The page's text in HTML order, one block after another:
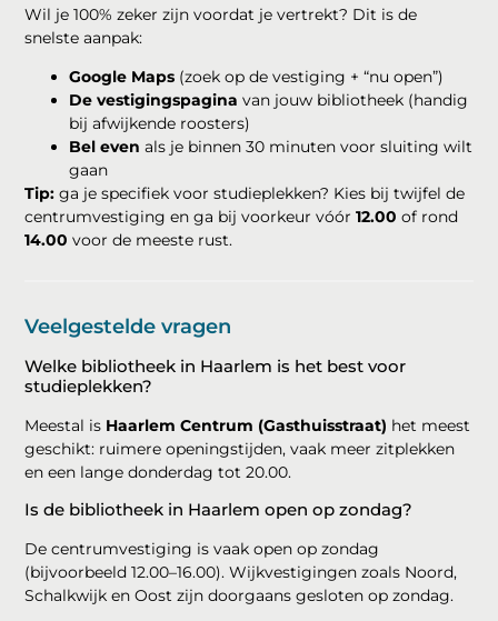
Wil je 100% zeker zijn voordat je vertrekt? Dit is de
snelste aanpak:
Google Maps (zoek op de vestiging + “nu open”)
De vestigingspagina van jouw bibliotheek (handig
bij afwijkende roosters)
Bel even als je binnen 30 minuten voor sluiting wilt
gaan
Tip: ga je specifiek voor studieplekken? Kies bij twijfel de
centrumvestiging en ga bij voorkeur vóór12.00 of rond
14.00 voor de meeste rust.
Veelgestelde vragen
Welke bibliotheek in Haarlem is het best voor
studieplekken?
Meestal is Haarlem Centrum (Gasthuisstraat) het meest
geschikt: ruimere openingstijden, vaak meer zitplekken
en een lange donderdag tot 20.00.
Is de bibliotheek in Haarlem open op zondag?
De centrumvestiging is vaak open op zondag
(bijvoorbeeld 12.00–16.00). Wijkvestigingen zoals Noord,
Schalkwijk en Oost zijn doorgaans gesloten op zondag.